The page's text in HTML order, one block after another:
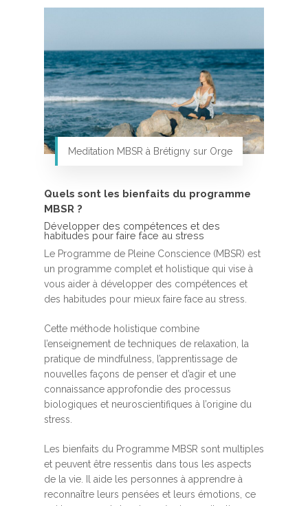
Meditation MBSR à Brétigny sur Orge
Quels sont les bienfaits du programme
MBSR ?
Développer des compétences et des
habitudes pour faire face au stress
Le Programme de Pleine Conscience (MBSR) est
un programme complet et holistique qui vise à
vous aider à développer des compétences et
des habitudes pour mieux faire face au stress.
Cette méthode holistique combine
l’enseignement de techniques de relaxation, la
pratique de mindfulness, l’apprentissage de
nouvelles façons de penser et d’agir et une
connaissance approfondie des processus
biologiques et neuroscientifiques à l’origine du
stress.
Les bienfaits du Programme MBSR sont multiples
et peuvent être ressentis dans tous les aspects
de la vie. Il aide les personnes à apprendre à
reconnaître leurs pensées et leurs émotions, ce